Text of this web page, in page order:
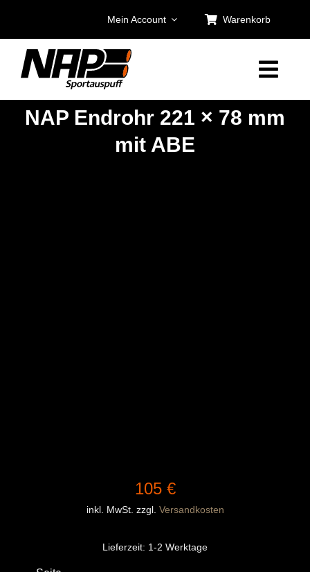
springen
Mein Account Warenkorb
NAP Endrohr 221 × 78 mm
mit ABE
105 €
inkl. MwSt. zzgl. Versandkosten
Lieferzeit: 1-2 Werktage